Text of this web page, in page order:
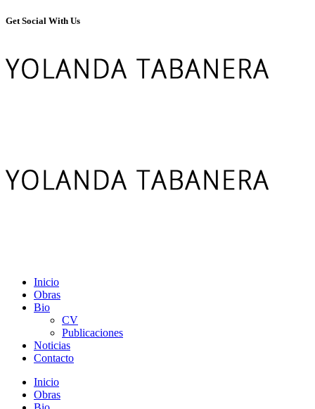
Get Social With Us
Inicio
Obras
Bio
CV
Publicaciones
Noticias
Contacto
Inicio
Obras